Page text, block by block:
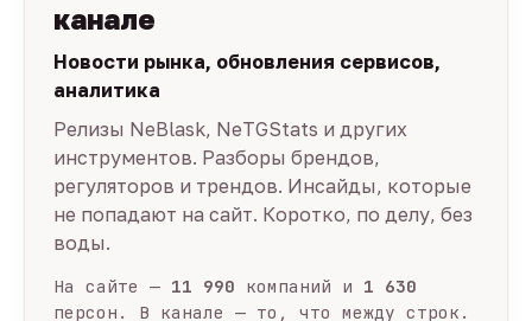
канале
Новости рынка, обновления сервисов,
аналитика
Релизы NeBlask, NeTGStats и других
инструментов. Разборы брендов,
регуляторов и трендов. Инсайды, которые
не попадают на сайт. Коротко, по делу, без
воды.
На сайте — 11 990 компаний и 1 630
персон. В канале — то, что между строк.